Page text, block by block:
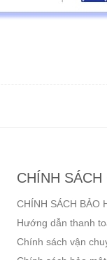
CHÍNH
CHÍNH SÁCH BẢO
Hướng dẫn thanh
Chính sách vận